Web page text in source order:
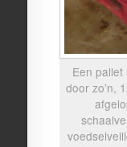
Een
door zo’n,